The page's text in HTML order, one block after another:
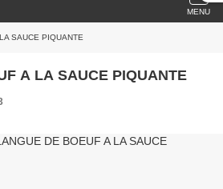
MENU
SAUCE PIQUANTE
A LA SAUCE PIQUANTE